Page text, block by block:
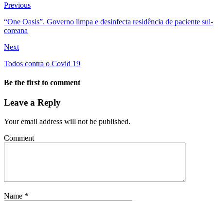
Previous
“One Oasis”. Governo limpa e desinfecta residência de paciente sul-
coreana
Next
Todos contra o Covid 19
Be the first to comment
Leave a Reply
Your email address will not be published.
Comment
Name *